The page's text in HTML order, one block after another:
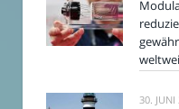
30. JUNI